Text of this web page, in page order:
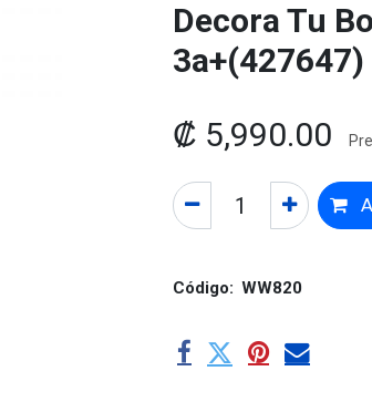
Decora Tu
3a+(427647)
₡ 5,990.00
Código: WW820